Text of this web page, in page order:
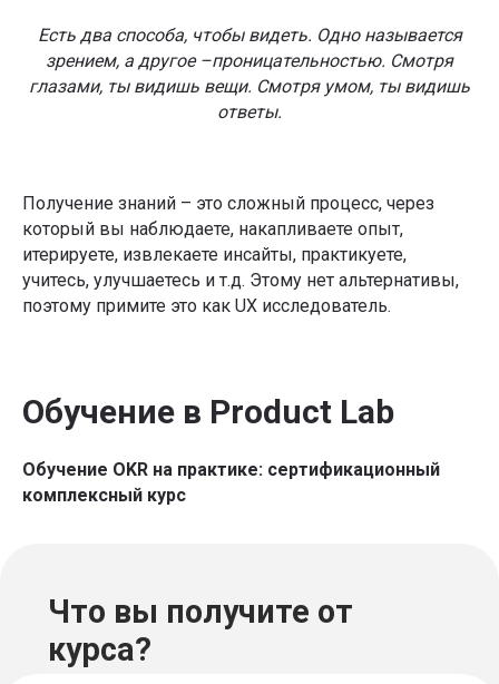
Есть два способа, чтобы видеть. Одно называется
зрением, а другое –проницательностью. Смотря
глазами, ты видишь вещи. Смотря умом, ты видишь
ответы.
Получение знаний – это сложный процесс, через
который вы наблюдаете, накапливаете опыт,
итерируете, извлекаете инсайты, практикуете,
учитесь, улучшаетесь и т.д. Этому нет альтернативы,
поэтому примите это как UX исследователь.
Обучение в Product Lab
Обучение OKR на практике: сертификационный
комплексный курс
синхронизации и мониторинга OKR
Научитесь применять инструменты
change-менеджмента в компании
OKR-практиком или OKR-мастером
Я даюСогласие на обработку перс.данныхна
условиях Политики конфиденциальности
Согласие на получение информационно-
Телеграм-канал Product Lab